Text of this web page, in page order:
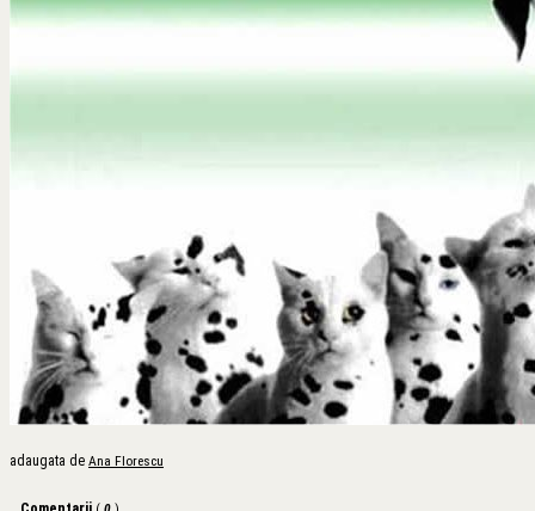
adaugata de Ana Florescu